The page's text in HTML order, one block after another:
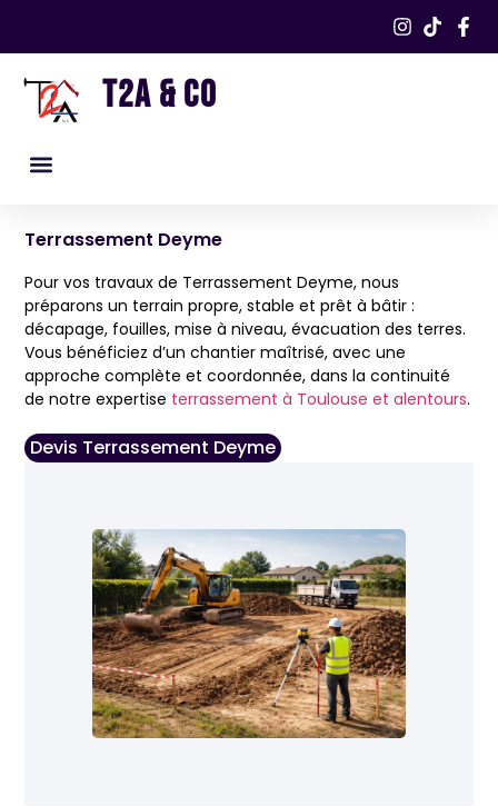
T2A & CO
Terrassement Deyme
Pour vos travaux de Terrassement Deyme, nous
préparons un terrain propre, stable et prêt à bâtir :
décapage, fouilles, mise à niveau, évacuation des terres.
Vous bénéficiez d’un chantier maîtrisé, avec une
approche complète et coordonnée, dans la continuité
de notre expertise terrassement à Toulouse et alentours.
Devis Terrassement Deyme